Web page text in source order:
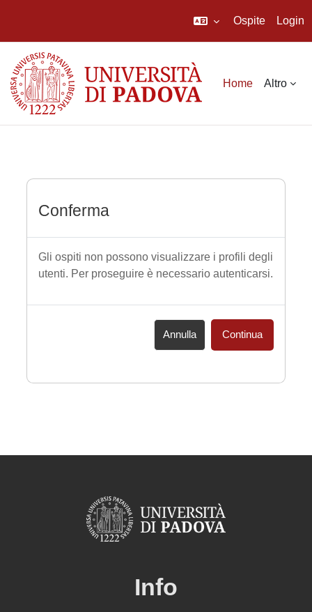
Ospite Login
Home Altro
Conferma
Gli ospiti non possono visualizzare i profili degli
utenti. Per proseguire è necessario autenticarsi.
Annulla Continua
Info